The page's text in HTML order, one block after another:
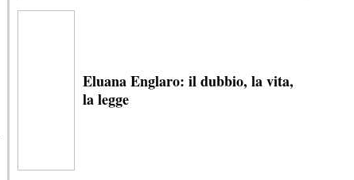
Eluana Englaro: il dubbio, la vita,
la legge